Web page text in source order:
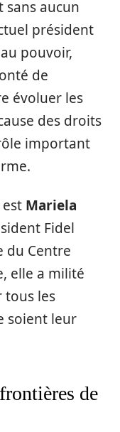
sans aucun
président
pouvoir,
de
évoluer les
des droits
important
Mariela
Fidel
du Centre
elle a milité
tous les
soient leur
de